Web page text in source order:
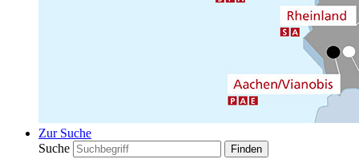
Zur Suche
Suche